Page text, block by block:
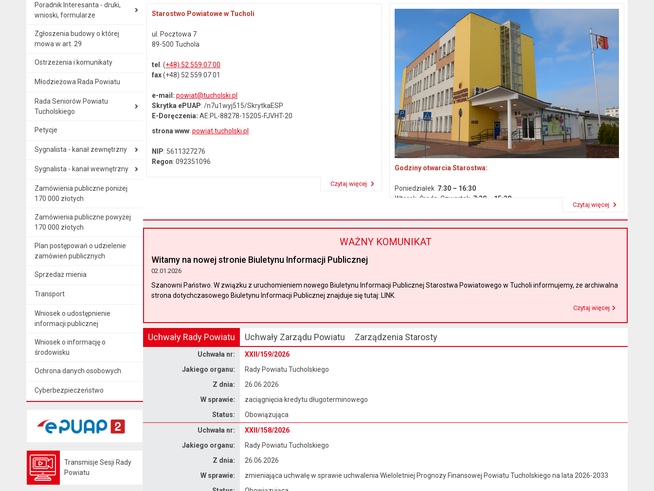
Poradnik Interesanta - druki,
wnioski, formularze
Zgłoszenia budowy o której
mowa w art. 29
Ostrzeżenia i komunikaty
Młodzieżowa Rada Powiatu
Rada Seniorów Powiatu
Tucholskiego
Petycje
Sygnalista - kanał zewnętrzny
Sygnalista - kanał wewnętrzny
Zamówienia publiczne poniżej
170 000 złotych
Zamówienia publiczne powyżej
170 000 złotych
Plan postępowań o udzielenie
zamówień publicznych
Sprzedaż mienia
Transport
Wniosek o udostępnienie
informacji publicznej
Wniosek o informację o
środowisku
Ochrona danych osobowych
Cyberbezpieczeństwo
Transmisje Sesji Rady
Powiatu
Starostwo Powiatowe w Tucholi
ul. Pocztowa 7
89-500 Tuchola
tel . (+48) 52 559 07 00
fax(+48) 52 559 07 01
e-mail:powiat@tucholski.pl
Skrytka ePUAP: /n7u1wyj515/SkrytkaESP
E-Doręczenia:AE:PL-88278-15205-FJVHT-20
strona www:powiat.tucholski.pl
NIP: 5611327276
Regon: 092351096
Czytaj więcej
Godziny otwarcia Starostwa:
Poniedziałek 7:30 – 16:30
Wtorek, Środa, Czwartek 7:30 – 15:30
Czytaj więcej
WAŻNY KOMUNIKAT
Witamy na nowej stronie Biuletynu Informacji Publicznej
02.01.2026
Szanowni Państwo. W związku z uruchomieniem nowego Biuletynu Informacji Publicznej Starostwa Powiatowego w Tucholi informujemy, że archiwalna
strona dotychczasowego Biuletynu Informacji Publicznej znajduje się tutaj: LINK.
Czytaj więcej
Uchwały Rady Powiatu Uchwały Zarządu Powiatu Zarządzenia Starosty
Uchwała nr:
XXII/159/2026
Jakiego organu:
Rady Powiatu Tucholskiego
Z dnia:
26.06.2026
W sprawie:
zaciągnięcia kredytu długoterminowego
Status:
Obowiązująca
Uchwała nr:
XXII/158/2026
Jakiego organu:
Rady Powiatu Tucholskiego
Z dnia:
26.06.2026
W sprawie:
zmieniająca uchwałę w sprawie uchwalenia Wieloletniej Prognozy Finansowej Powiatu Tucholskiego na lata 2026-2033